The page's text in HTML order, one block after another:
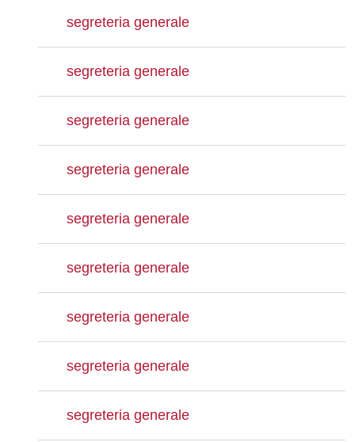
segreteria generale
segreteria generale
segreteria generale
segreteria generale
segreteria generale
segreteria generale
segreteria generale
segreteria generale
segreteria generale